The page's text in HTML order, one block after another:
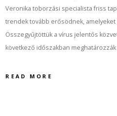
Veronika toborzási specialista friss
trendek tovább erősödnek,
Összegyűjtöttük a vírus jelentős
következő időszakban
READ MORE